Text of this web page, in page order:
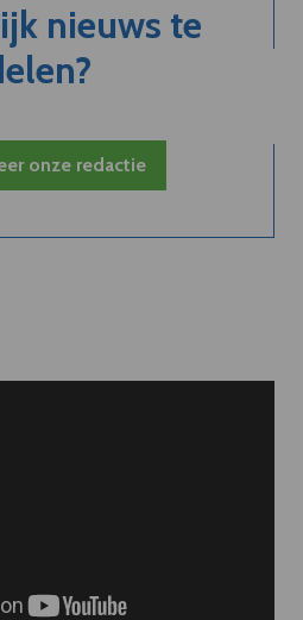
nieuws te
onze redactie